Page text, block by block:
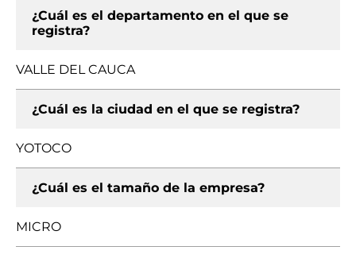
¿Cuál es el departamento en el que se
registra?
VALLE DEL CAUCA
¿Cuál es la ciudad en el que se registra?
YOTOCO
¿Cuál es el tamaño de la empresa?
MICRO